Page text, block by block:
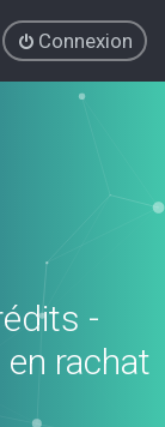
Connexion
-
rachat